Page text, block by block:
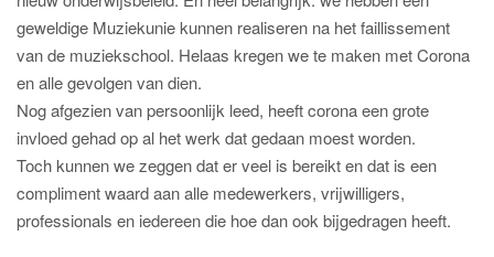
geweldige Muziekunie kunnen realiseren na het faillissement
van de muziekschool. Helaas kregen we te maken met Corona
en alle gevolgen van dien.
Nog afgezien van persoonlijk leed, heeft corona een grote
invloed gehad op al het werk dat gedaan moest worden.
Toch kunnen we zeggen dat er veel is bereikt en dat is een
compliment waard aan alle medewerkers, vrijwilligers,
professionals en iedereen die hoe dan ook bijgedragen heeft.